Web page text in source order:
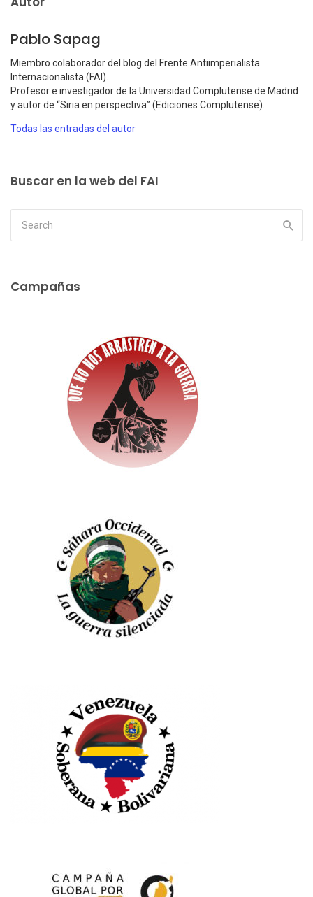
Pablo Sapag
Miembro colaborador del blog del Frente Antiimperialista
Internacionalista (FAI).
Profesor e investigador de la Universidad Complutense de Madrid
y autor de “Siria en perspectiva” (Ediciones Complutense).
Todas las entradas del autor
Buscar en la web del FAI
Campañas